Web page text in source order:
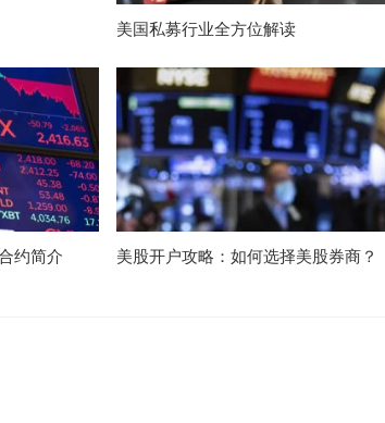
美国私募行业全方位解读
约简介 美股开户攻略：如何选择美股券商？